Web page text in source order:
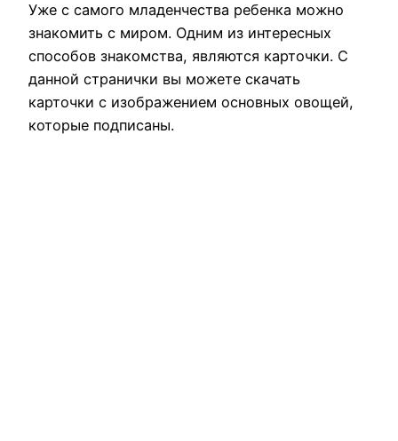
Уже с самого младенчества ребенка можно
знакомить с миром. Одним из интересных
способов знакомства, являются карточки. С
данной странички вы можете скачать
карточки с изображением основных овощей,
которые подписаны.